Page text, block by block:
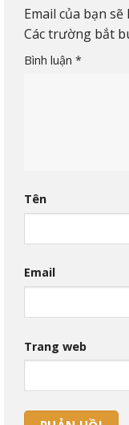
Email của bạn
Các trường bắt
Bình luận *
Tên
Email
Trang web